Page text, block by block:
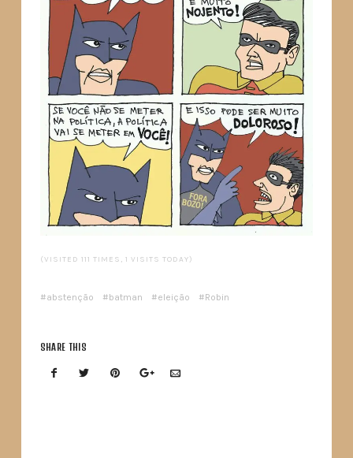
(VISITED 111 TIMES, 1 VISITS TODAY)
abstenção batman eleição Robin
SHARE THIS